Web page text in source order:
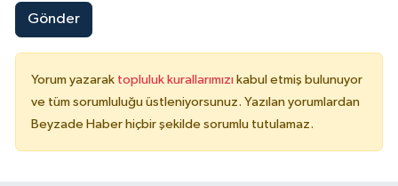
Gönder
Yorum yazarak topluluk kurallarımızı kabul etmiş bulunuyor
ve tüm sorumluluğu üstleniyorsunuz. Yazılan yorumlardan
Beyzade Haber hiçbir şekilde sorumlu tutulamaz.